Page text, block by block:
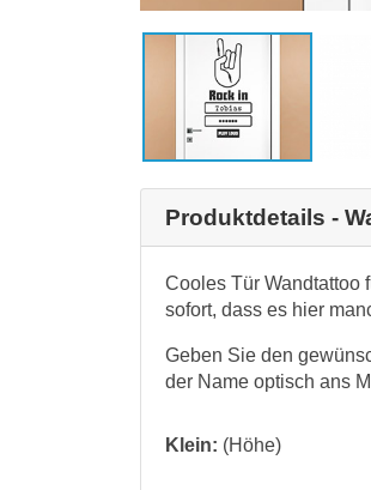
Produktdetails -
Cooles Tür Wandtattoo
sofort, dass es hier
Geben Sie den
der Name optisch ans
Klein: (Höhe)